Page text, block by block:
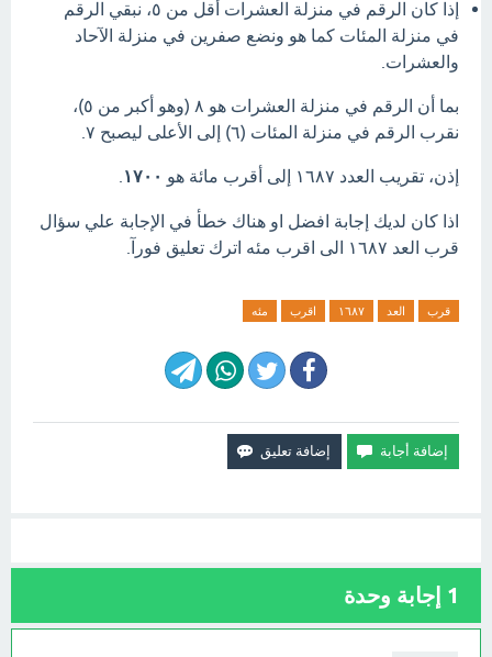
إذا كان الرقم في منزلة العشرات أقل من ٥، نبقي الرقم
في منزلة المئات كما هو ونضع صفرين في منزلة الآحاد
والعشرات.
بما أن الرقم في منزلة العشرات هو ٨ (وهو أكبر من ٥)،
نقرب الرقم في منزلة المئات (٦) إلى الأعلى ليصبح ٧.
إذن، تقريب العدد ١٦٨٧ إلى أقرب مائة هو ١٧٠٠
اذا كان لديك إجابة افضل او هناك خطأ في الإجابة علي سؤال
قرب العد ١٦٨٧ الى اقرب مئه اترك تعليق فورآ.
قرب العد ١٦٨٧ اقرب مئه
1 إجابة وحدة